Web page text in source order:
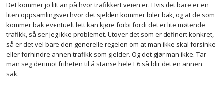
Det kommer jo litt an på hvor trafikkert veien er. Hvis det bare er en
liten oppsamlingsvei hvor det sjelden kommer biler bak, og at de som
kommer bak eventuelt lett kan kjøre forbi fordi det er lite møtende
trafikk, så ser jeg ikke problemet. Utover det som er definert konkret,
så er det vel bare den generelle regelen om at man ikke skal forsinke
eller forhindre annen trafikk som gjelder. Og det gjør man ikke. Tar
man seg derimot friheten til å stanse hele E6 så blir det en annen
sak.